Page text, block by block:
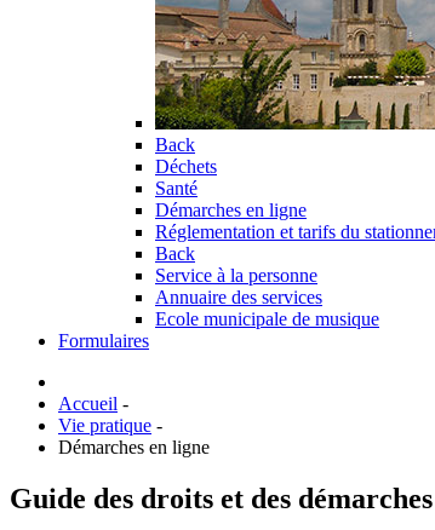
Back
Déchets
Santé
Démarches en ligne
Réglementation et tarifs du
Back
Service à la personne
Annuaire des services
Ecole municipale de musique
Formulaires
Accueil -
Vie pratique -
Démarches en ligne
Guide des droits et des